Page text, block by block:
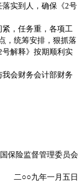
实到人，确保《2号
，任务重，各项工
，统筹安排，狠抓落
解释》按期顺利实
会财务会计部财务
委员会
九年一月五日